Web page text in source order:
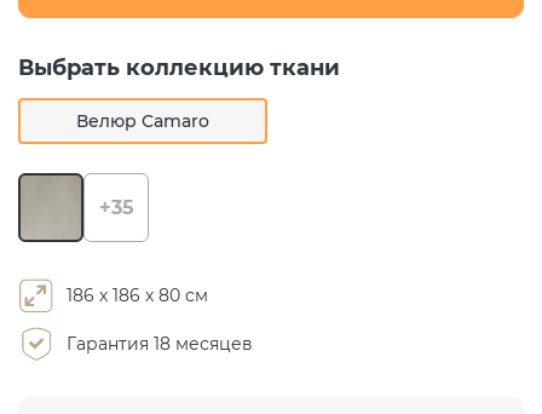
Выбрать коллекцию ткани
Велюр Camaro
+35
186 х 186 х 80 см
Гарантия 18 месяцев